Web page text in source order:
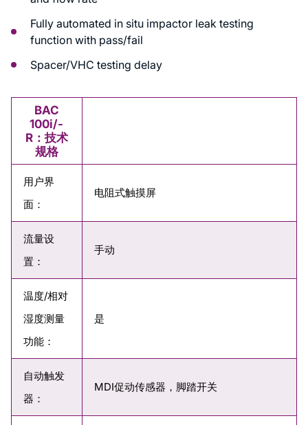
Fully automated in situ impactor leak testing
function with pass/fail
Spacer/VHC testing delay
BAC
100i/-
R：技术
规格
用户界
面：
电阻式触摸屏
流量设
置：
手动
温度/相对
湿度测量
功能：
是
自动触发
器：
MDI促动传感器，脚踏开关